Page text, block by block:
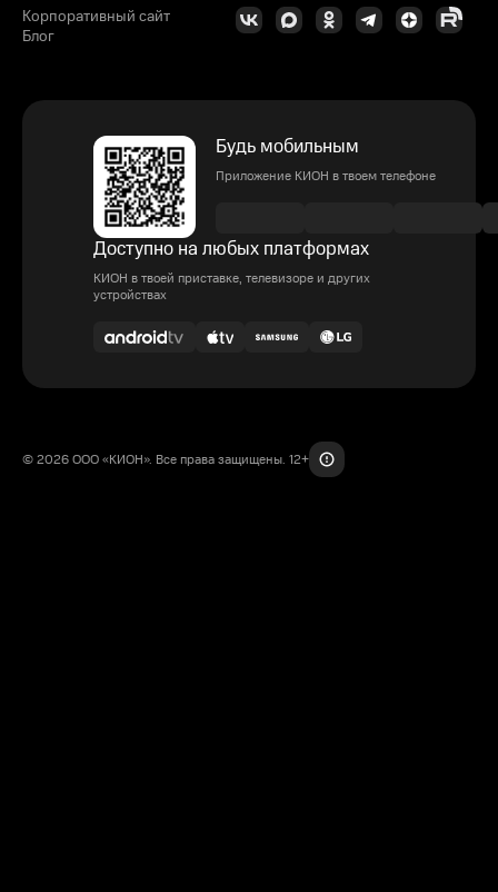
Корпоративный сайт
Блог
Будь мобильным
Приложение КИОН в твоем телефоне
Доступно на любых платформах
КИОН в твоей приставке, телевизоре и других
устройствах
© 2026 ООО «КИОН». Все права защищены. 12+